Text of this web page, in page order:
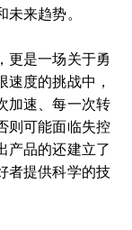
来趋势。
更是一场关于勇
度的挑战中，
加速、每一次转
则可能面临失控
产品的还建立了
者提供科学的技